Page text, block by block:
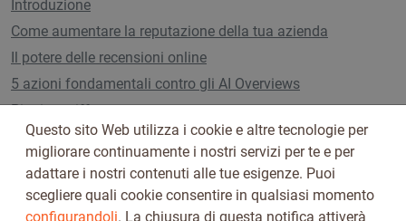
Introduzione
Come aumentare la reputazione della tua azienda
Il potere delle recensioni online
5 azioni fondamentali contro gli AI Overviews
Piani e tariffe
Seguici su
Questo sito Web utilizza i cookie e altre tecnologie per
migliorare continuamente i nostri servizi per te e per
adattare i nostri contenuti alle tue esigenze. Puoi
scegliere quali cookie consentire in qualsiasi momento
configurandoli. La chiusura di questa notifica attiverà